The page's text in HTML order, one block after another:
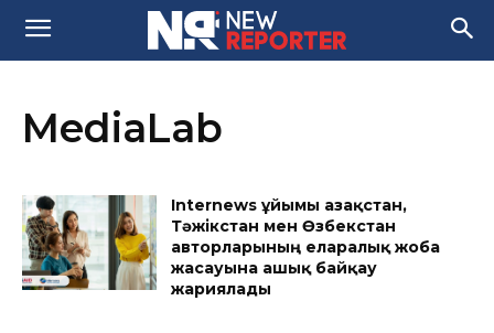
MediaLab
Internews ұйымы Қазақстан,
Тәжікстан мен Өзбекстан
авторларының еларалық жоба
жасауына ашық байқау
жариялады